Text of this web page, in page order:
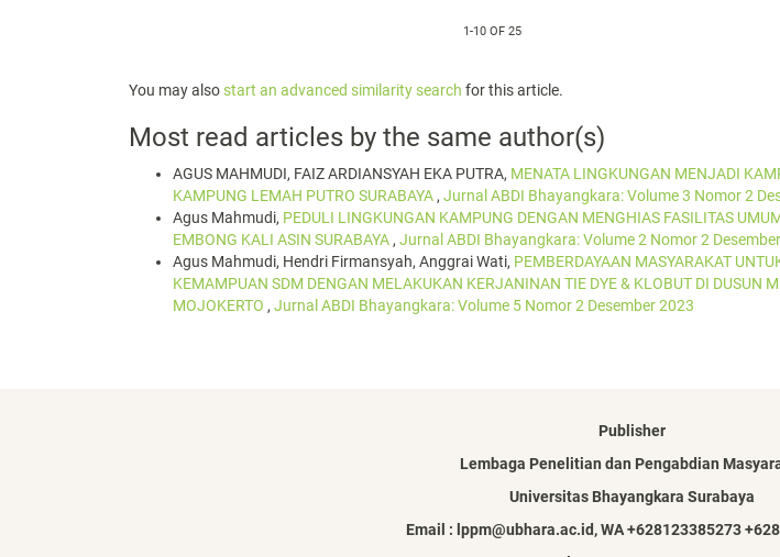
1-10 OF 25
You may also start an advanced similarity search for this article.
Most read articles by the same author(s)
AGUS MAHMUDI, FAIZ ARDIANSYAH EKA PUTRA, MENATA LINGKUNGAN MENJADI
KAMPUNG LEMAH PUTRO SURABAYA , Jurnal ABDI Bhayangkara: Volume 3 Nomor 2
Agus Mahmudi, PEDULI LINGKUNGAN KAMPUNG DENGAN MENGHIAS FASILITAS
EMBONG KALI ASIN SURABAYA , Jurnal ABDI Bhayangkara: Volume 2 Nomor 2
Agus Mahmudi, Hendri Firmansyah, Anggrai Wati, PEMBERDAYAAN MASYARAKAT
KEMAMPUAN SDM DENGAN MELAKUKAN KERJANINAN TIE DYE & KLOBUT DI DUSUN
MOJOKERTO , Jurnal ABDI Bhayangkara: Volume 5 Nomor 2 Desember 2023
Publisher
Lembaga Penelitian dan Pengabdian
Universitas Bhayangkara Surabaya
Email : lppm@ubhara.ac.id, WA +628123385273